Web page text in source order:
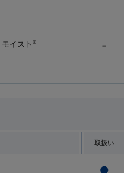
モイスト ®
取扱い